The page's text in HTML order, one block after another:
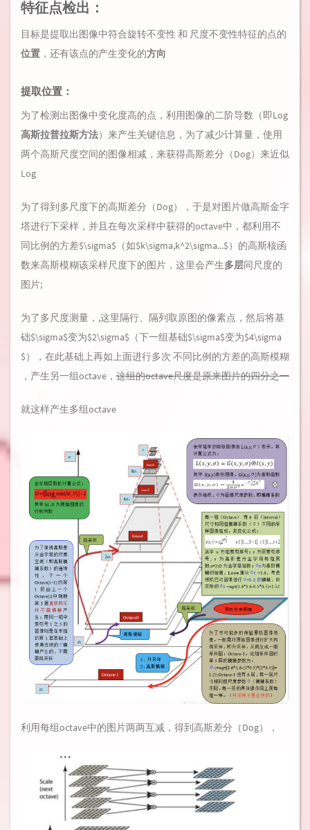
特征点检出：
目标是提取出图像中符合旋转不变性 和 尺度不变性特征的点的
位置 ，还有该点的产生变化的方向
提取位置：
为了检测出图像中变化度高的点，利用图像的二阶导数（即Log
高斯拉普拉斯方法）来产生关键信息，为了减少计算量，使用
两个高斯尺度空间的图像相减，来获得高斯差分（Dog）来近似
Log
为了得到多尺度下的高斯差分（Dog），于是对图片做高斯金字
塔进行下采样，并且在每次采样中获得的octave中，都利用不
同比例的方差$\sigma$（如$k\sigma,k^2\sigma...$）的高斯核函
数来高斯模糊该采样尺度下的图片，这里会产生多层同尺度的
图片;
为了多尺度测量，,这里隔行、隔列取原图的像素点，然后将基
础$\sigma$变为$2\sigma$（下一组基础$\sigma$变为$4\sigma
$），在此基础上再如上面进行多次 不同比例的方差的高斯模糊
，产生另一组octave， 这组的octave尺度是原来图片的四分之一
就这样产生多组octave
利用每组octave中的图片两两互减，得到高斯差分（Dog），